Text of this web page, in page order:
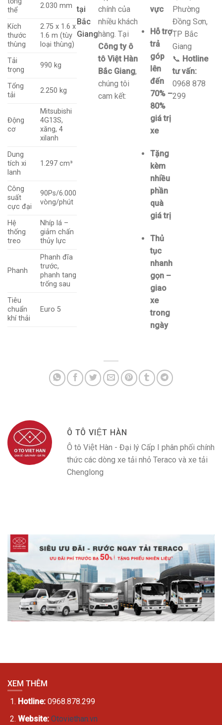
thể
2.030 mm
Kích
thước
thùng
2.75 x 1.6 x
1.6 m (tùy
loại thùng)
Tải
trọng
990 kg
Tổng
tải
2.250 kg
Động
cơ
Mitsubishi
4G13S,
xăng, 4
xilanh
Dung
tích xi
lanh
1.297 cm³
Công
suất
cực đại
90Ps/6.000
vòng/phút
Hệ
thống
treo
Nhíp lá –
giảm chấn
thủy lực
Phanh
Phanh đĩa
trước,
phanh tang
trống sau
Tiêu
chuẩn
khí thải
Euro 5
tại
Bắc
Giang
chính của
nhiều khách
hàng. Tại
Công ty ô
tô Việt Hàn
Bắc Giang,
chúng tôi
cam kết:
vực
Hỗ trợ
trả
góp
lên
đến
70% –
80%
giá trị
xe
Tặng
kèm
nhiều
phần
quà
giá trị
Thủ
tục
nhanh
gọn –
giao
xe
trong
ngày
Phường
Đồng Sơn,
TP Bắc
Giang
📞 Hotline
tư vấn:
0968 878
299
Ô TÔ VIỆT HÀN
Ô tô Việt Hàn - Đại lý Cấp I phân phối chính
thức các dòng xe tải nhỏ Teraco và xe tải
Chenglong
XEM THÊM
Hotline:0968.878.299
Website: Otoviethan.vn